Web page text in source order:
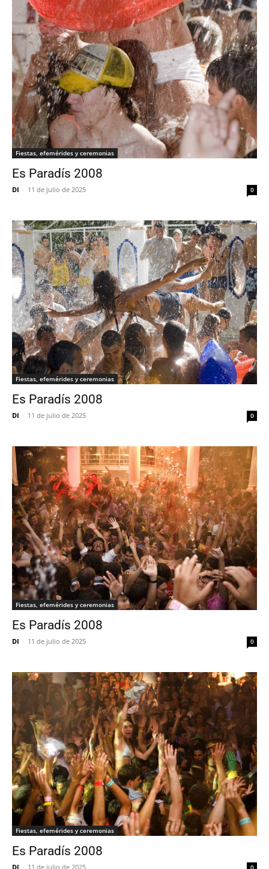
Fiestas, efemérides y ceremonias
Es Paradís 2008
DI - 11 de julio de 2025 0
Fiestas, efemérides y ceremonias
Es Paradís 2008
DI - 11 de julio de 2025 0
Fiestas, efemérides y ceremonias
Es Paradís 2008
DI - 11 de julio de 2025 0
Fiestas, efemérides y ceremonias
Es Paradís 2008
DI - 11 de julio de 2025 0